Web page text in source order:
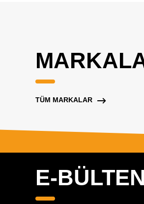
TÜM MARKALAR
E-BÜLTEN